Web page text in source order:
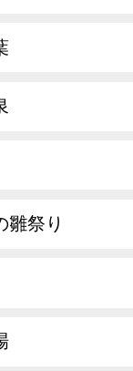
雛祭り